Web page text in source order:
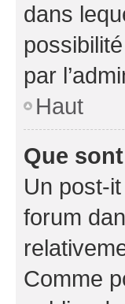
dans
par
Haut
Que
Un post-
forum
Comme